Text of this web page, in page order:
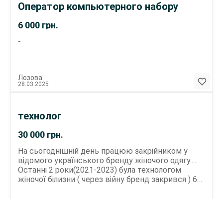
6 000 грн.
Оператор компьютерного набору
-
Лозова
28.03.2025
30 000 грн.
технолог
На сьогоднішній день працюю закрійником у
відомого українського бренду жіночого одягу....
Останні 2 роки(2021-2023) була технологом
жіночої білизни ( через війну бренд закрився ) 6